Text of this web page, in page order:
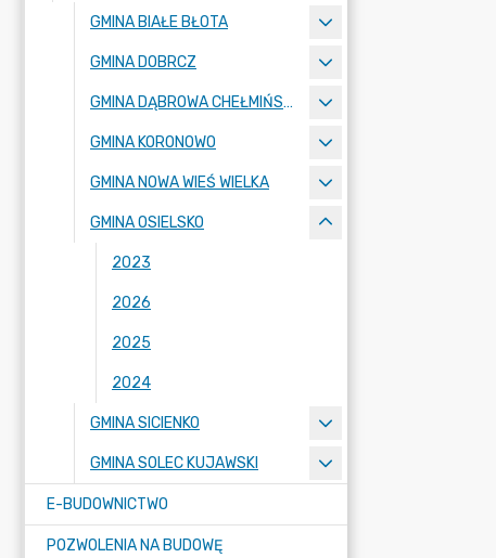
GMINA BIAŁE BŁOTA
GMINA DOBRCZ
GMINA DĄBROWA CHEŁMIŃSKA
GMINA KORONOWO
GMINA NOWA WIEŚ WIELKA
GMINA OSIELSKO
2023
2026
2025
2024
GMINA SICIENKO
GMINA SOLEC KUJAWSKI
E-BUDOWNICTWO
POZWOLENIA NA BUDOWĘ